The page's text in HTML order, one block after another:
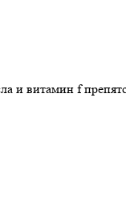
и витамин f